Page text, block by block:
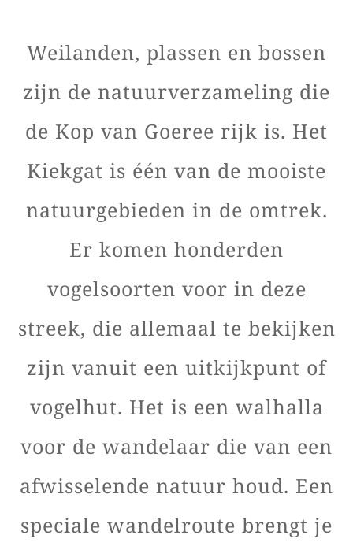
Weilanden, plassen en bossen
zijn de natuurverzameling die
de Kop van Goeree rijk is. Het
Kiekgat is één van de mooiste
natuurgebieden in de omtrek.
Er komen honderden
vogelsoorten voor in deze
streek, die allemaal te bekijken
zijn vanuit een uitkijkpunt of
vogelhut. Het is een walhalla
voor de wandelaar die van een
afwisselende natuur houd. Een
speciale wandelroute brengt je